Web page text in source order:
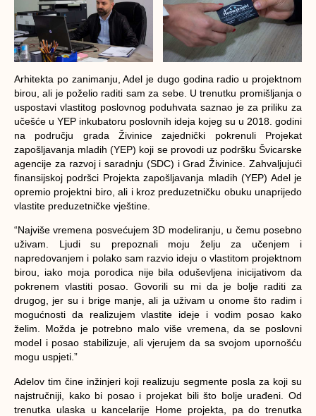
Arhitekta po zanimanju, Adel je dugo godina radio u projektnom
birou, ali je poželio raditi sam za sebe. U trenutku promišljanja o
uspostavi vlastitog poslovnog poduhvata saznao je za priliku za
učešće u YEP inkubatoru poslovnih ideja kojeg su u 2018. godini
na području grada Živinice zajednički pokrenuli Projekat
zapošljavanja mladih (YEP) koji se provodi uz podršku Švicarske
agencije za razvoj i saradnju (SDC) i Grad Živinice. Zahvaljujući
finansijskoj podršci Projekta zapošljavanja mladih (YEP) Adel je
opremio projektni biro, ali i kroz preduzetničku obuku unaprijedo
vlastite preduzetničke vještine.
“Najviše vremena posvećujem 3D modeliranju, u čemu posebno
uživam. Ljudi su prepoznali moju želju za učenjem i
napredovanjem i polako sam razvio ideju o vlastitom projektnom
birou, iako moja porodica nije bila oduševljena inicijativom da
pokrenem vlastiti posao. Govorili su mi da je bolje raditi za
drugog, jer su i brige manje, ali ja uživam u onome što radim i
mogućnosti da realizujem vlastite ideje i vodim posao kako
želim. Možda je potrebno malo više vremena, da se poslovni
model i posao stabilizuje, ali vjerujem da sa svojom upornošću
mogu uspjeti.”
Adelov tim čine inžinjeri koji realizuju segmente posla za koji su
najstručniji, kako bi posao i projekat bili što bolje urađeni. Od
trenutka ulaska u kancelarije Home projekta, pa do trenutka